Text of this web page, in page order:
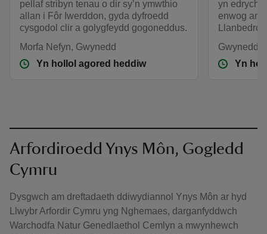
pellaf stribyn tenau o dir sy’n ymwthio
allan i Fôr Iwerddon, gyda dyfroedd
cysgodol clir a golygfeydd gogoneddus.
Morfa Nefyn, Gwynedd
Yn hollol agored heddiw
yn edrych
enwog am
Gwynedd
Yn
Arfordiroedd Ynys Môn, Gogledd
Cymru
Dysgwch am dreftadaeth ddiwydiannol Ynys Môn ar hyd
Llwybr Arfordir Cymru yng Nghemaes, darganfyddwch
Warchodfa Natur Genedlaethol Cemlyn a mwynhewch